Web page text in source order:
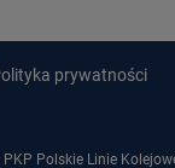
prywatności
Polskie Linie